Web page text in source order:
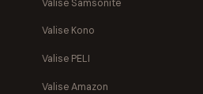
Valise Samsonite
Valise Kono
Valise PELI
Valise Amazon